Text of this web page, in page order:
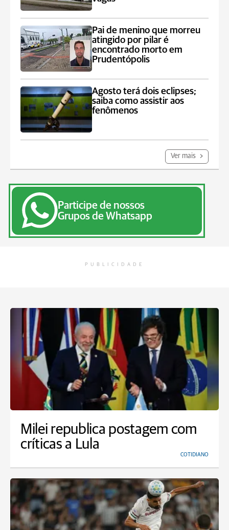
Pai de menino que morreu
atingido por pilar é
encontrado morto em
Prudentópolis
Agosto terá dois eclipses;
saiba como assistir aos
fenômenos
Ver mais
Participe de nossos
Grupos de Whatsapp
PUBLICIDADE
Milei republica postagem com
críticas a Lula
COTIDIANO